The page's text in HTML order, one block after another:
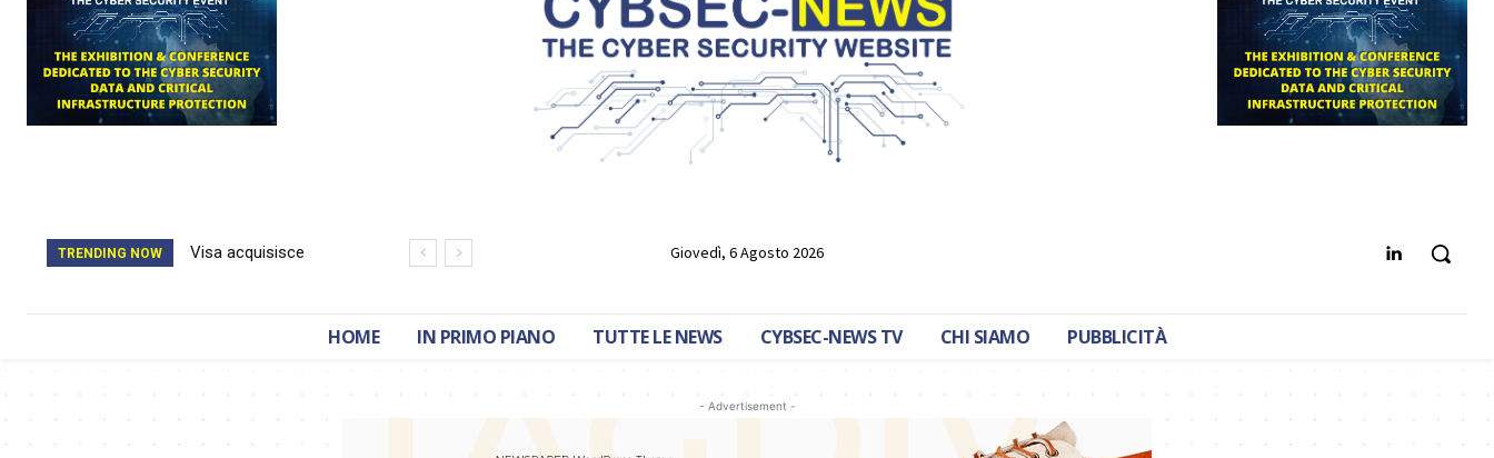
TRENDING NOW
Visa acquisisce
Il catasto della
Giovedì, 6 Agosto 2026
HOME IN PRIMO PIANO TUTTE LE NEWS CYBSEC-NEWS TV CHI SIAMO PUBBLICITÀ
- Advertisement -